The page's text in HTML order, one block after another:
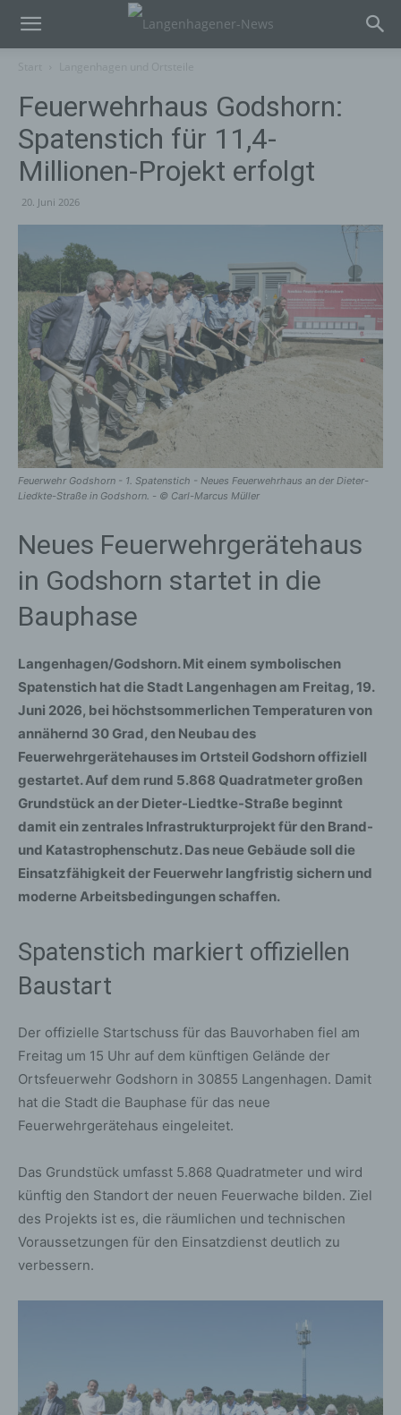
Feuerwehrhaus Godshorn:
Spatenstich für 11,4-
Millionen-Projekt erfolgt
20. Juni 2026
Feuerwehr Godshorn - 1. Spatenstich - Neues Feuerwehrhaus an der Dieter-
Liedkte-Straße in Godshorn. - © Carl-Marcus Müller
Neues Feuerwehrgerätehaus
in Godshorn startet in die
Bauphase
Langenhagen/Godshorn. Mit einem symbolischen
Spatenstich hat die Stadt Langenhagen am Freitag, 19.
Juni 2026, bei höchstsommerlichen Temperaturen von
annähernd 30 Grad, den Neubau des
Feuerwehrgerätehauses im Ortsteil Godshorn offiziell
gestartet. Auf dem rund 5.868 Quadratmeter großen
Grundstück an der Dieter-Liedtke-Straße beginnt
damit ein zentrales Infrastrukturprojekt für den Brand-
und Katastrophenschutz. Das neue Gebäude soll die
Einsatzfähigkeit der Feuerwehr langfristig sichern und
moderne Arbeitsbedingungen schaffen.
Spatenstich markiert offiziellen
Baustart
Der offizielle Startschuss für das Bauvorhaben fiel am
Freitag um 15 Uhr auf dem künftigen Gelände der
Ortsfeuerwehr Godshorn in 30855 Langenhagen. Damit
hat die Stadt die Bauphase für das neue
Feuerwehrgerätehaus eingeleitet.
Das Grundstück umfasst 5.868 Quadratmeter und wird
künftig den Standort der neuen Feuerwache bilden. Ziel
des Projekts ist es, die räumlichen und technischen
Voraussetzungen für den Einsatzdienst deutlich zu
verbessern.